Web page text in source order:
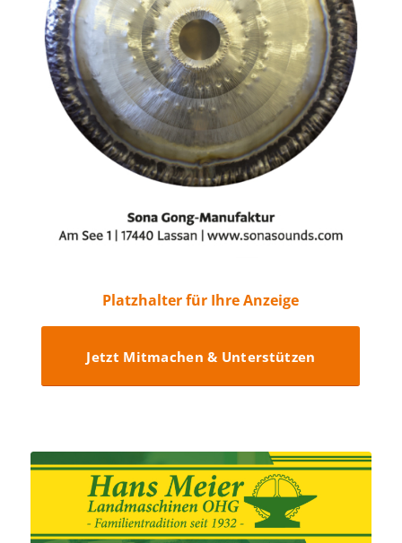
Platzhalter für Ihre Anzeige
Jetzt Mitmachen & Unterstützen